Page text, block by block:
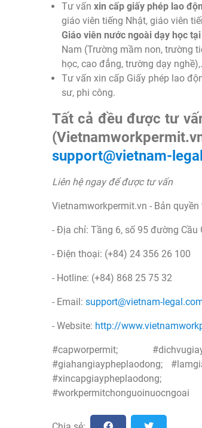
Tư vấn xin cấp giấy phép lao
giáo viên tiếng Nhật, giáo viên
Giáo viên nước ngoài dạy học
Nam (Trường mầm non, trường
học, cao đẳng, trường dạy
Tư vấn xin cấp Giấy phép lao
sư, phi công.
Tất cả đều được tư
support@vietnam-
Liên hệ ngay để được tư vấn
Vietnamworkpermit.vn - Bản
- Địa chỉ: Tầng 6, số 95 đường Cầu
- Điện thoại: (+84) 24 356 26 100
- Hotline: (+84) 868 25 75 32
- Email: support@vietnam-
- Website: http://
#capworpermit;
#giahangiaypheplaodong;
#workpermitchonguoinuocngoai